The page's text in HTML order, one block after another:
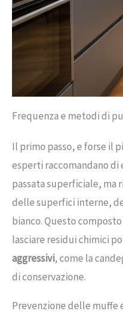
Frequenza e metodi di
Il primo passo, e forse il
esperti raccomandano
passata superficiale, ma
delle superfici interne,
bianco. Questo
lasciare residui chimici
aggressivi, come la
di conservazione.
Prevenzione delle muffe